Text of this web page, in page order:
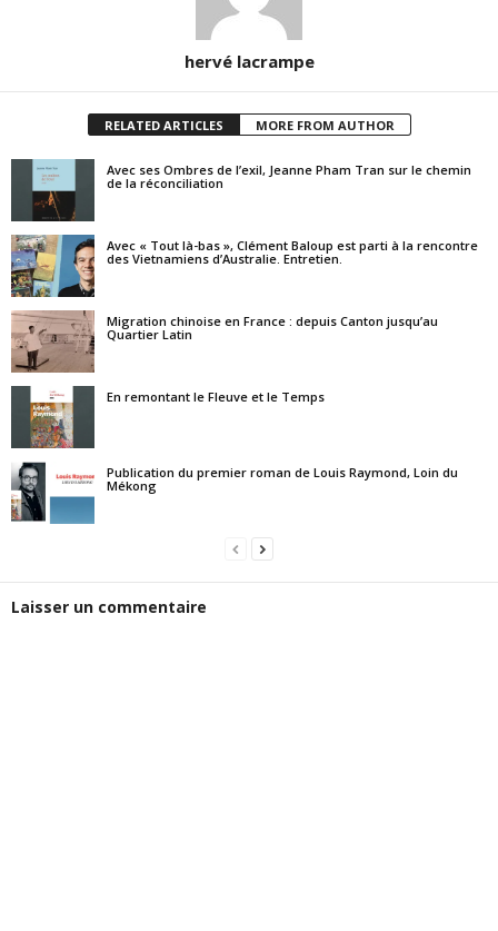
hervé lacrampe
RELATED ARTICLES MORE FROM AUTHOR
Avec ses Ombres de l’exil, Jeanne Pham Tran sur le chemin
de la réconciliation
Avec « Tout là-bas », Clément Baloup est parti à la rencontre
des Vietnamiens d’Australie. Entretien.
Migration chinoise en France : depuis Canton jusqu’au
Quartier Latin
En remontant le Fleuve et le Temps
Publication du premier roman de Louis Raymond, Loin du
Mékong
Laisser un commentaire